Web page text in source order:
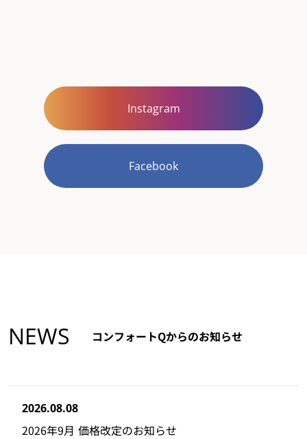
Instagram
Facebook
NEWS コンフォートQからのお知らせ
2026.08.08
2026年9月 価格改定のお知らせ